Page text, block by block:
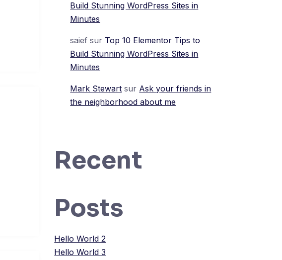
Build Stunning WordPress Sites in
Minutes
saief sur Top 10 Elementor Tips to
Build Stunning WordPress Sites in
Minutes
Mark Stewart sur Ask your friends in
the neighborhood about me
Recent
Posts
Hello World 2
Hello World 3